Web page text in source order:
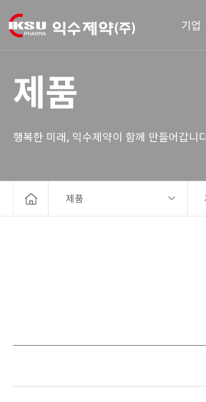
기업
제품
행복한 미래, 익수제약이 함께 만들어갑니
제품